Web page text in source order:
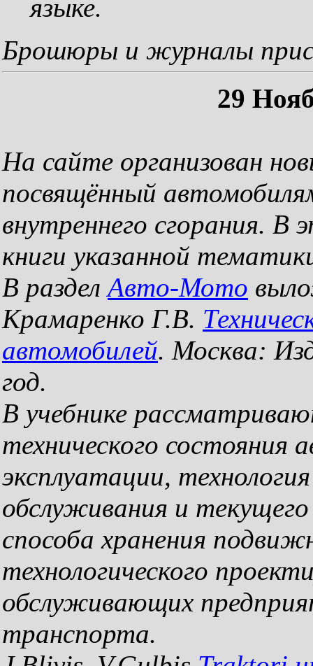
языке.
Брошюры и журналы
29
На сайте организован
посвящённый
внутреннего сгорания. В
книги указанной
В разделАвто-Мото
Крамаренко Г.В.
автомобилей. Москва:
год.
В учебнике
технического состояния
эксплуатации,
обслуживания и
способа хранения
технологического
обслуживающих
транспорта.